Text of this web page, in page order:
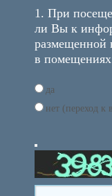
1. При
ли Вы к
размещенной
в
да
нет (переход к